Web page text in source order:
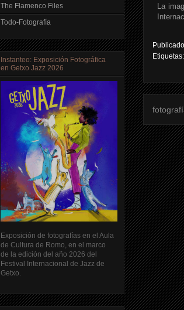
La
Etiquetas:
The Flamenco Files
Todo-Fotografía
Instanteo: Exposición Fotográfica
en Getxo Jazz 2026
Exposición de fotografías en el Aula
de Cultura de Romo, en el marco
de la edición del año 2026 del
Festival Internacional de Jazz de
Getxo.